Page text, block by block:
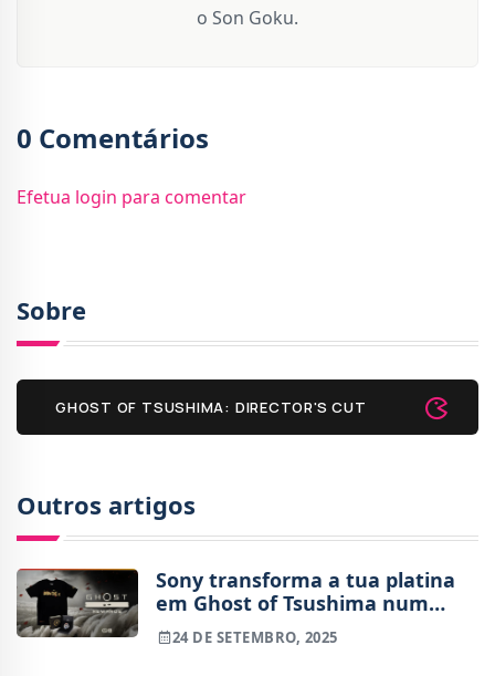
o Son Goku.
0 Comentários
Efetua login para comentar
Sobre
GHOST OF TSUSHIMA: DIRECTOR'S CUT
Outros artigos
Sony transforma a tua platina
em Ghost of Tsushima num
artigo pago
24 DE SETEMBRO, 2025